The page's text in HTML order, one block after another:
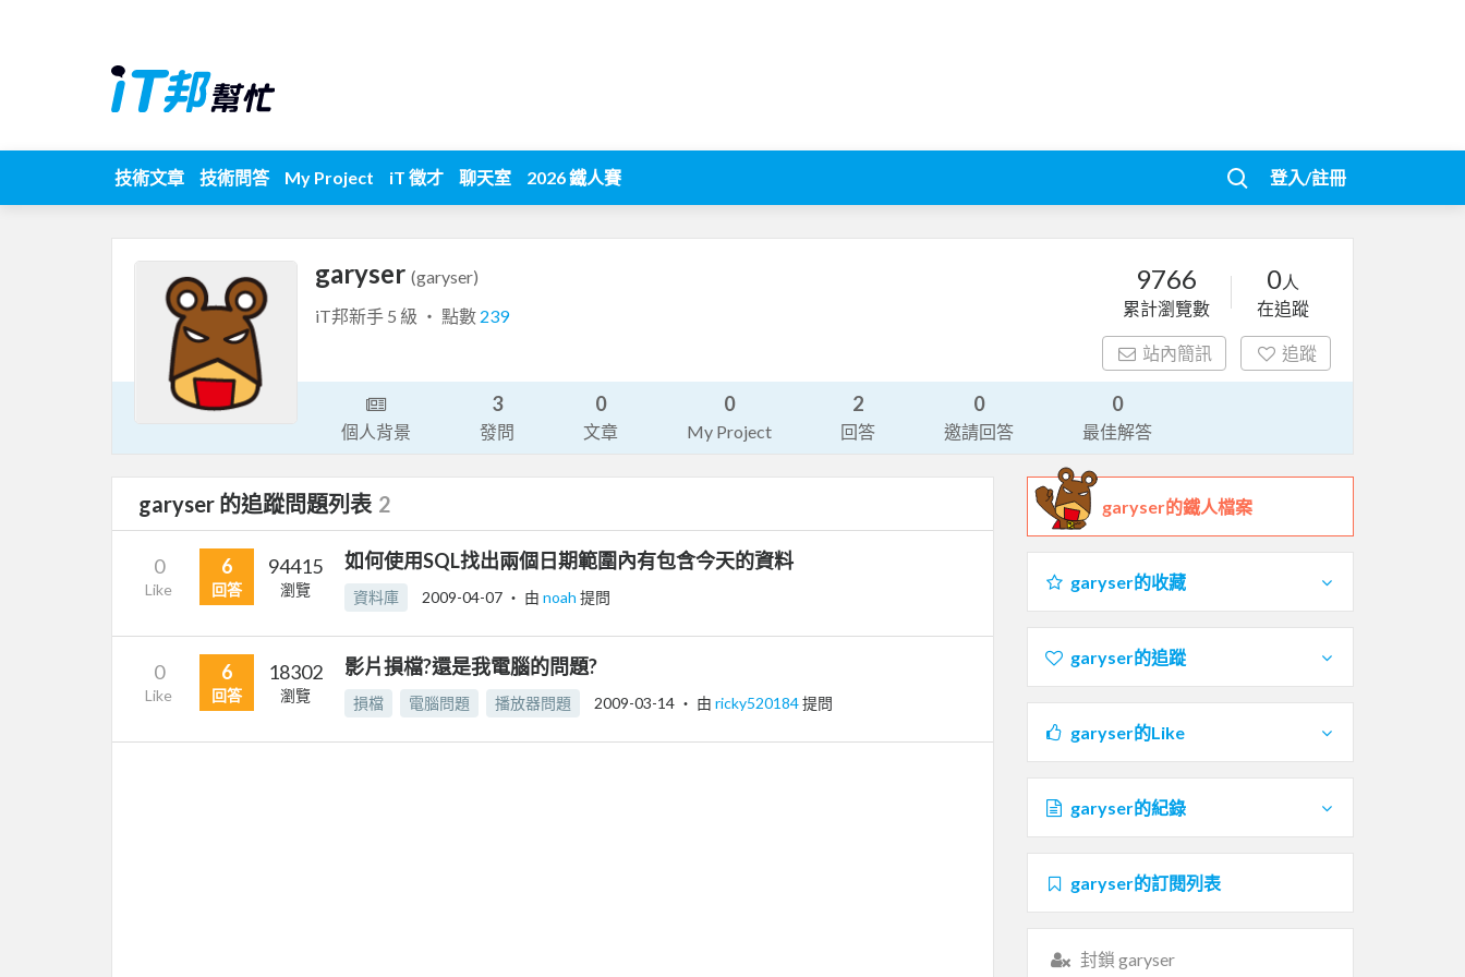
技術文章 技術問答 My Project iT 徵才 聊天室 2026 鐵人賽 登入/註冊
garyser (garyser)
iT邦新手 5 級 ‧ 點數 239
9766
累計瀏覽數
0人
在追蹤
站內簡訊 追蹤
個人背景
3
發問
0
文章
0
My Project
2
回答
0
邀請回答
0
最佳解答
garyser 的追蹤問題列表 2
0
Like
6
回答
94415
瀏覽
如何使用SQL找出兩個日期範圍內有包含今天的資料
資料庫 2009-04-07 ‧ 由 noah 提問
0
Like
6
回答
18302
瀏覽
影片損檔?還是我電腦的問題?
損檔 電腦問題 播放器問題 2009-03-14 ‧ 由 ricky520184提問
garyser的鐵人檔案
garyser的收藏
garyser的追蹤
garyser的Like
garyser的紀錄
garyser的訂閱列表
封鎖 garyser